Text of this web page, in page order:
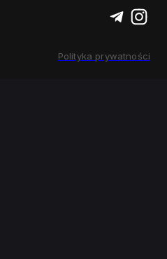
Polityka prywatności